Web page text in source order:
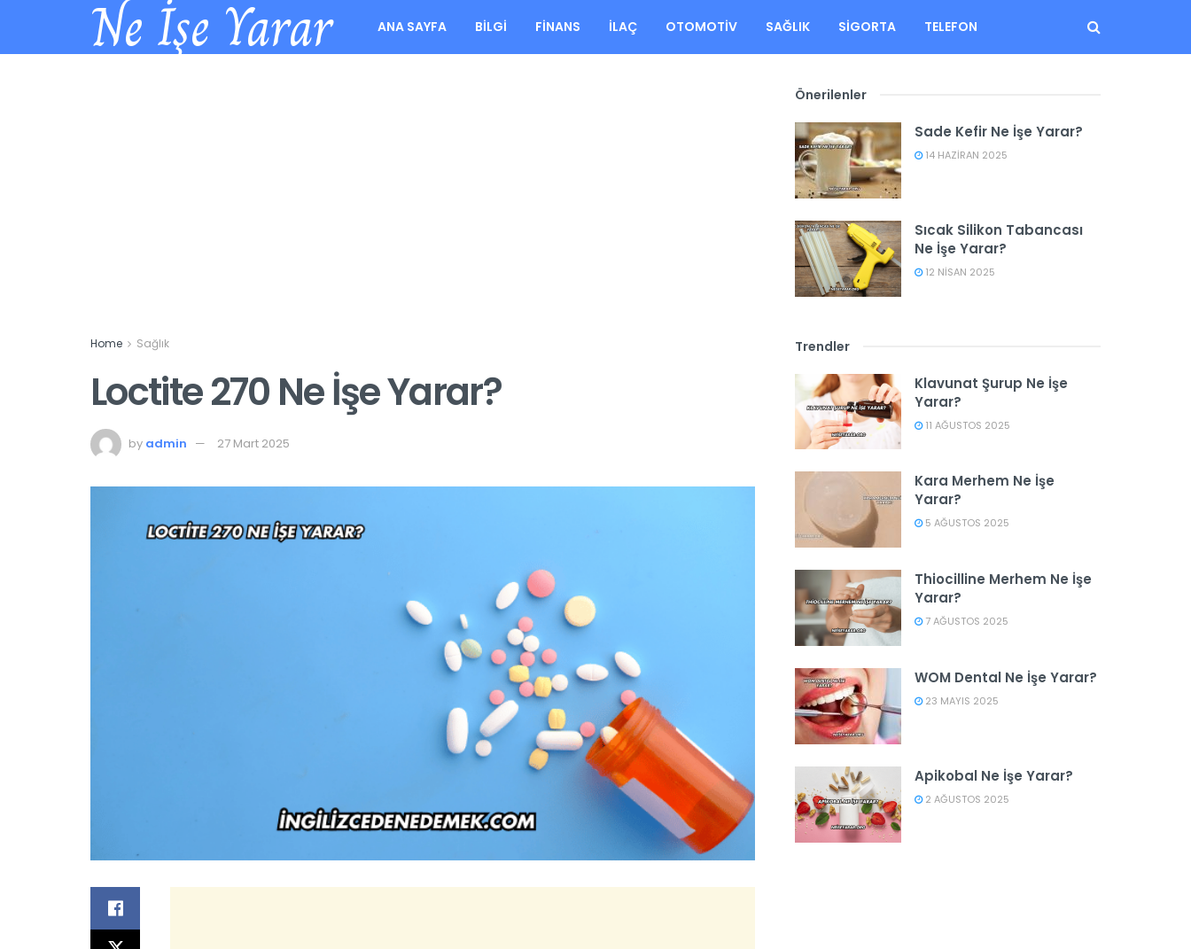
Ne İşe Yarar ANA SAYFA BILGI FINANS İLAÇ OTOMOTIV SAĞLIK SIGORTA TELEFON
Home Sağlık
Loctite 270 Ne İşe Yarar?
by admin 27 Mart 2025
Önerilenler
Sade Kefir Ne İşe Yarar?
14 HAZIRAN 2025
Sıcak Silikon Tabancası
Ne İşe Yarar?
12 NISAN 2025
Trendler
Klavunat Şurup Ne İşe
Yarar?
11 AĞUSTOS 2025
Kara Merhem Ne İşe
Yarar?
5 AĞUSTOS 2025
Thiocilline Merhem Ne İşe
Yarar?
7 AĞUSTOS 2025
WOM Dental Ne İşe Yarar?
23 MAYIS 2025
Apikobal Ne İşe Yarar?
2 AĞUSTOS 2025